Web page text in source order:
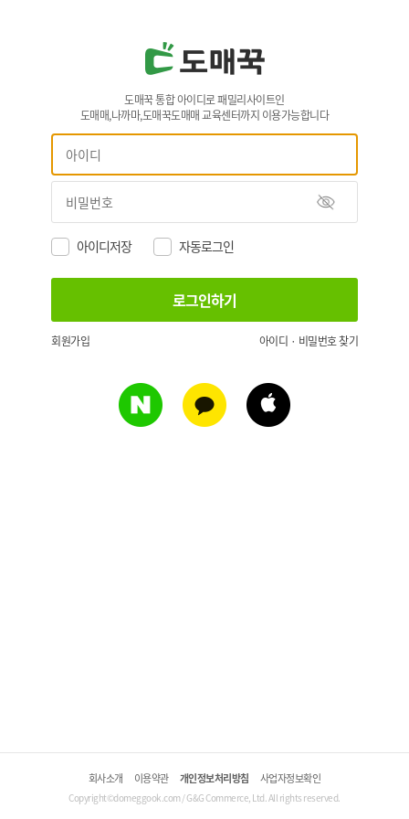
도매꾹 통합 아이디로 패밀리사이트인
도매매,나까마,도매꾹도매매 교육센터까지 이용가능합니다
아이디저장 자동로그인
회원가입 아이디 · 비밀번호 찾기
회사소개 이용약관 개인정보처리방침 사업자정보확인
Copyright©domeggook.com / G&G Commerce, Ltd. All rights reserved.